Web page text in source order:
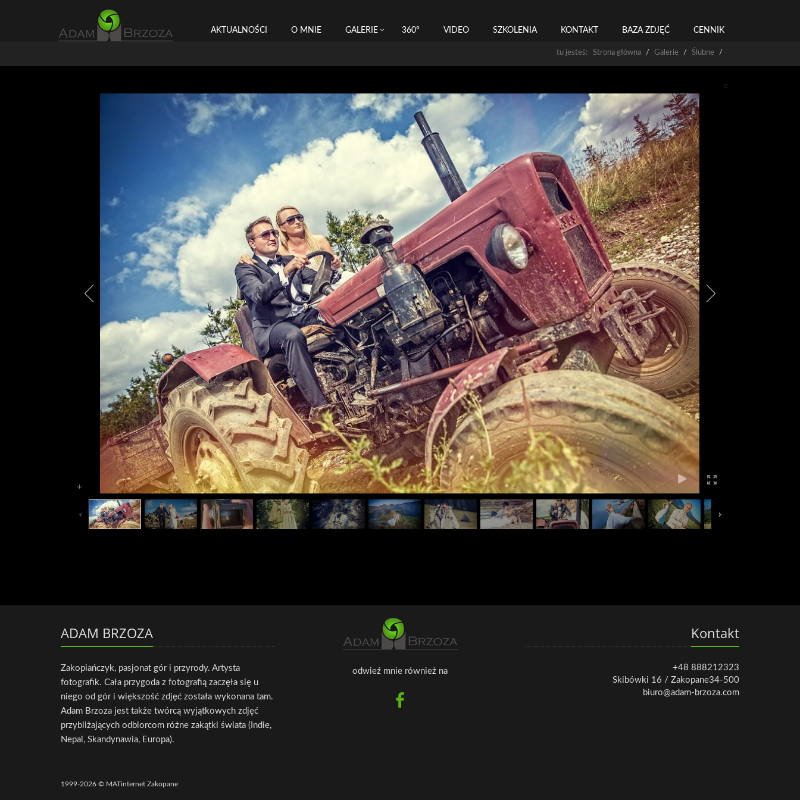
AKTUALNOŚCI O MNIE GALERIE 360° VIDEO SZKOLENIA KONTAKT BAZA ZDJĘĆ CENNIK
tu jesteś: Strona główna Galerie Ślubne
ADAM BRZOZA
Zakopiańczyk, pasjonat gór i przyrody. Artysta
fotografik. Cała przygoda z fotografią zaczęła się u
niego od gór i większość zdjęć została wykonana tam.
Adam Brzoza jest także twórcą wyjątkowych zdjęć
przybliżających odbiorcom różne zakątki świata (Indie,
Nepal, Skandynawia, Europa).
odwieź mnie również na
Kontakt
+48 888212323
Skibówki 16 / Zakopane34-500
biuro@adam-brzoza.com
1999-2026 © MATinternet Zakopane